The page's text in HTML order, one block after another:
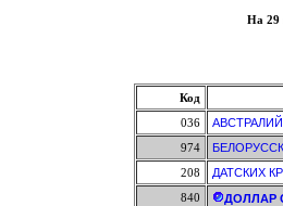
На 29
Код
036
974
208
ДАТСКИХ
840
ДОЛЛАР